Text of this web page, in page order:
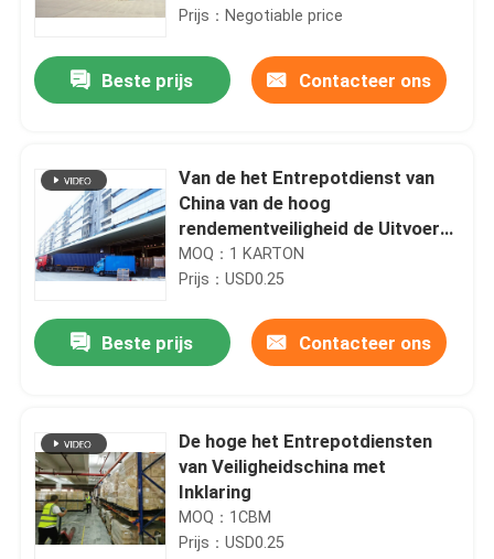
Prijs：Negotiable price
Beste prijs Contacteer ons
Van de het Entrepotdienst van
China van de hoog
rendementveiligheid de Uitvoer
Whiteboard
MOQ：1 KARTON
Prijs：USD0.25
Beste prijs Contacteer ons
De hoge het Entrepotdiensten
van Veiligheidschina met
Inklaring
MOQ：1CBM
Prijs：USD0.25